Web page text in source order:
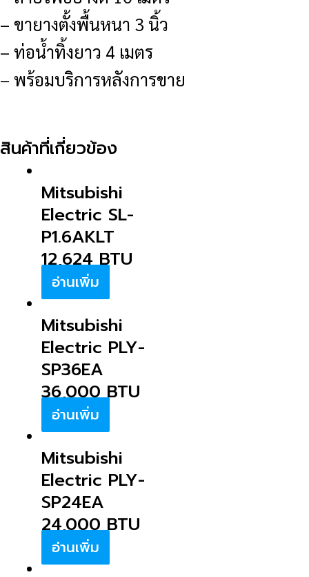
– ขายางตั้งพื้นหนา 3 นิ้ว
– ท่อน้ำทิ้งยาว 4 เมตร
– พร้อมบริการหลังการขาย
สินค้าที่เกี่ยวข้อง
Mitsubishi
Electric SL-
P1.6AKLT
12,624 BTU
อ่านเพิ่ม
Mitsubishi
Electric PLY-
SP36EA
36,000 BTU
อ่านเพิ่ม
Mitsubishi
Electric PLY-
SP24EA
24,000 BTU
อ่านเพิ่ม